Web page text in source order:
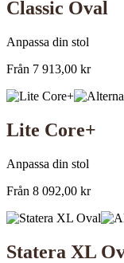
Classic Oval
Anpassa din stol
Från 7 913,00 kr
Lite Core+
Anpassa din stol
Från 8 092,00 kr
Statera XL